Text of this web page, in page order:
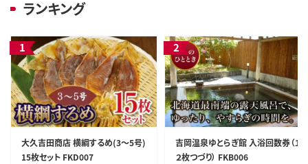
ランキング
大久吉田商店 横綱するめ(3～5号)
15枚セット FKD007
吉岡温泉ゆとらぎ館 入浴回数券（１
２枚つづり） FKB006